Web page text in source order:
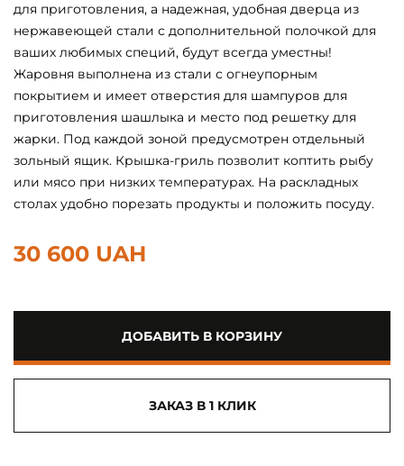
для приготовления, а надежная, удобная дверца из
нержавеющей стали с дополнительной полочкой для
ваших любимых специй, будут всегда уместны!
Жаровня выполнена из стали с огнеупорным
покрытием и имеет отверстия для шампуров для
приготовления шашлыка и место под решетку для
жарки. Под каждой зоной предусмотрен отдельный
зольный ящик. Крышка-гриль позволит коптить рыбу
или мясо при низких температурах. На раскладных
столах удобно порезать продукты и положить посуду.
30 600 UAH
ДОБАВИТЬ В КОРЗИНУ
ЗАКАЗ В 1 КЛИК